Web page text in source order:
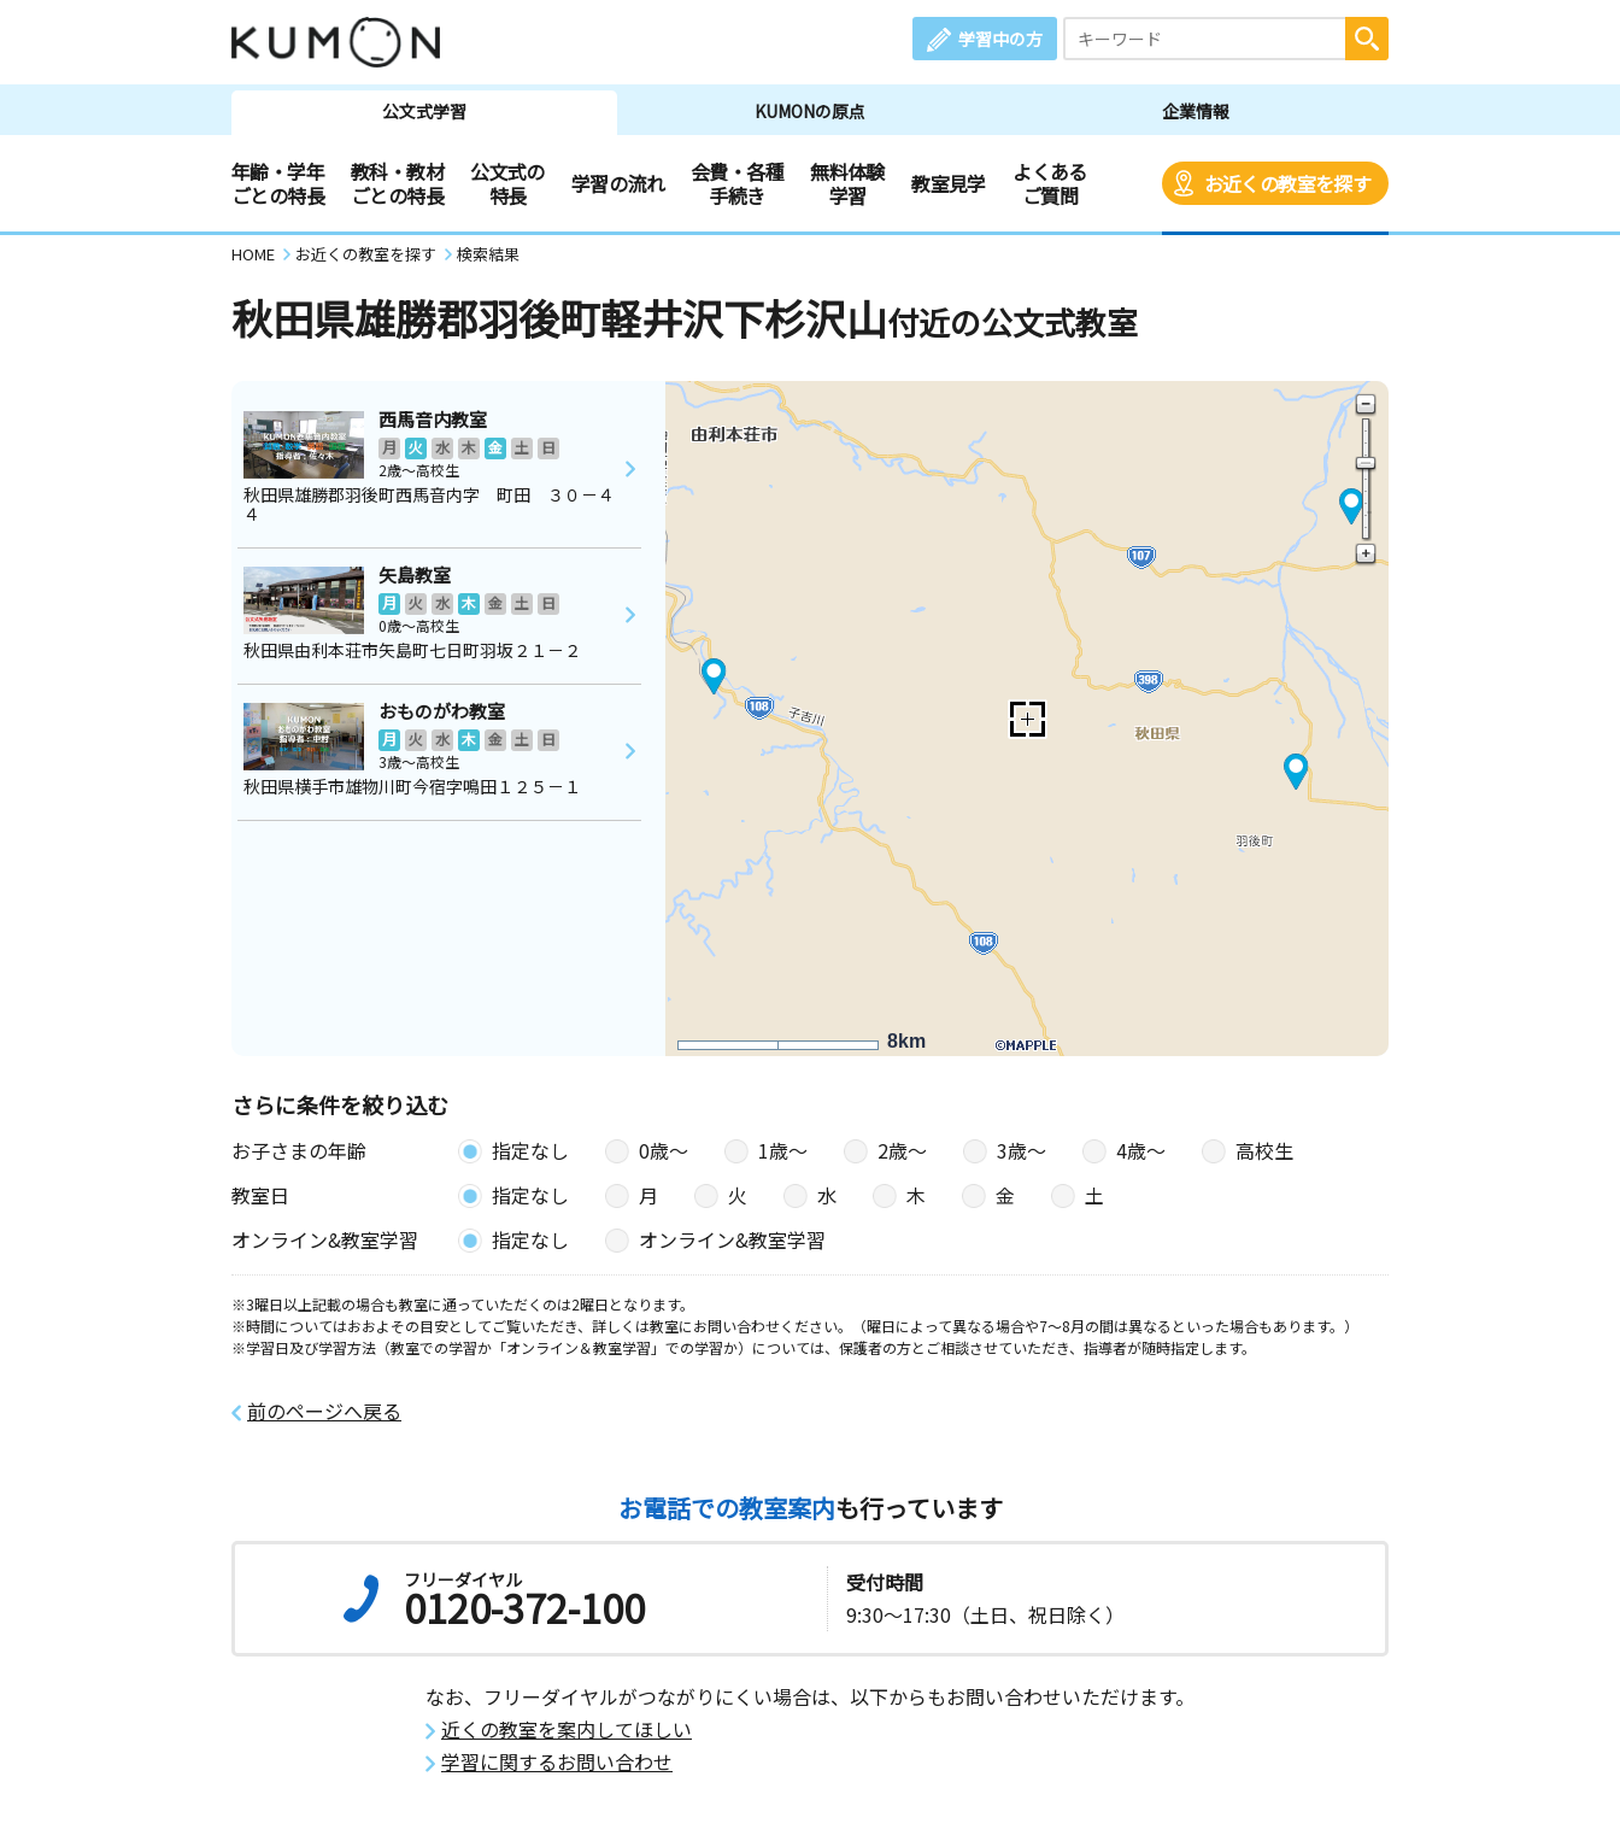
学習中の方
公文式学習 KUMONの原点 企業情報
年齢・学年
ごとの特長
教科・教材
ごとの特長
公文式の
特長
学習の流れ
会費・各種
手続き
無料体験
学習
教室見学
よくある
ご質問
お近くの教室を探す
HOME お近くの教室を探す 検索結果
秋田県雄勝郡羽後町軽井沢下杉沢山付近の公文式教室
8km
西馬音内教室
月 火 水 木 金 土
日
2歳～高校生
秋田県雄勝郡羽後町西馬音内字 町田 ３０－４
４
矢島教室
月 火 水 木 金 土
日
0歳～高校生
秋田県由利本荘市矢島町七日町羽坂２１－２
おものがわ教室
月 火 水 木 金 土
日
3歳～高校生
秋田県横手市雄物川町今宿字鳴田１２５－１
さらに条件を絞り込む
お子さまの年齢 指定なし 0歳〜 1歳〜 2歳〜 3歳〜 4歳〜
高校生
教室日
指定なし 月 火 水 木 金
土
オンライン&教室学習
指定なし オンライン&教室学習
※3曜日以上記載の場合も教室に通っていただくのは2曜日となります。
※時間についてはおおよその目安としてご覧いただき、詳しくは教室にお問い合わせください。（曜日によって異なる場合や7～8月の間は異なるといった場合もあります。）
※学習日及び学習方法（教室での学習か「オンライン＆教室学習」での学習か）については、保護者の方とご相談させていただき、指導者が随時指定します。
前のページへ戻る
お電話での教室案内も行っています
フリーダイヤル
0120-372-100
受付時間
9:30～17:30（土日、祝日除く）
なお、フリーダイヤルがつながりにくい場合は、以下からもお問い合わせいただけます。
近くの教室を案内してほしい
学習に関するお問い合わせ